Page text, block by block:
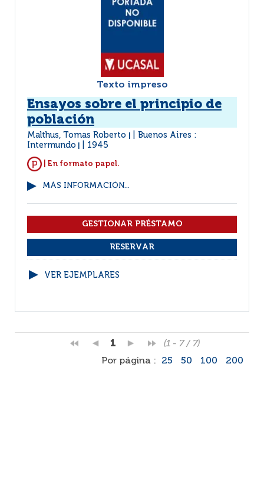
Texto impreso
Ensayos sobre el principio de
población
Malthus, Tomas Roberto
Buenos Aires :
Intermundo
1945
| En formato papel.
MÁS INFORMACIÓN...
VER EJEMPLARES
1
(1 - 7 / 7)
Por página :
25 50 100 200